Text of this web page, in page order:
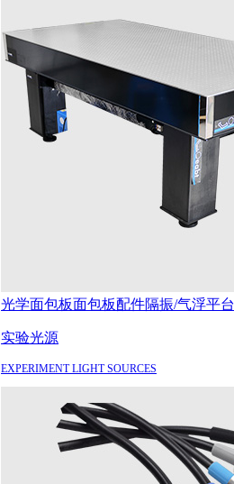
光学面包板面包板配件隔振/气浮平台
实验光源
EXPERIMENT LIGHT SOURCES